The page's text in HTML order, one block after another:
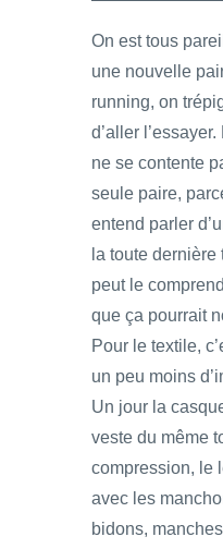
On est tous
une nouvelle
running, on
d’aller
ne se contente
seule paire,
entend parler
la toute
peut le
que ça pourrait
Pour le textile,
un peu moins
Un jour la
veste du même
compression, le
avec les
bidons,